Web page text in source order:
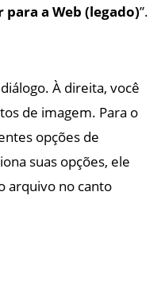
a Web (legado)”.
À direita, você
de imagem. Para o
opções de
suas opções, ele
arquivo no canto